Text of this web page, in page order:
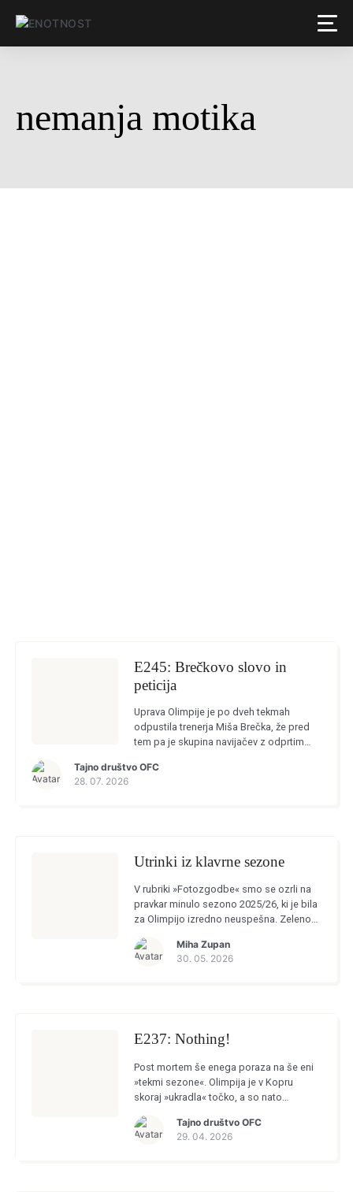
nemanja motika
E245: Brečkovo slovo in
peticija
Uprava Olimpije je po dveh tekmah
odpustila trenerja Miša Brečka, že pred
tem pa je skupina navijačev z odprtim
nezadovoljstvo z načinom, kako je klub
Tajno društvo OFC
28. 07. 2026
Utrinki iz klavrne sezone
V rubriki »Fotozgodbe« smo se ozrli na
pravkar minulo sezono 2025/26, ki je bila
za Olimpijo izredno neuspešna. Zeleno-
tekmovanjih, ki so se jih […]
Miha Zupan
30. 05. 2026
E237: Nothing!
Post mortem še enega poraza na še eni
»tekmi sezone«. Olimpija je v Kopru
skoraj »ukradla« točko, a so nato
iz enajstmetrovke v dobesedno zadnji […]
Tajno društvo OFC
29. 04. 2026